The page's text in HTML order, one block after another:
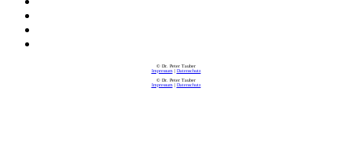
© Dr. Peter Tauber
Impressum| Datenschutz
© Dr. Peter Tauber
Impressum| Datenschutz